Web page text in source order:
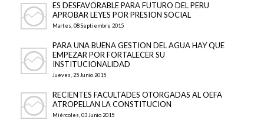
ES DESFAVORABLE PARA FUTURO DEL PERU
APROBAR LEYES POR PRESION SOCIAL
Martes, 08 Septiembre 2015
PARA UNA BUENA GESTION DEL AGUA HAY QUE
EMPEZAR POR FORTALECER SU
INSTITUCIONALIDAD
Jueves, 25 Junio 2015
RECIENTES FACULTADES OTORGADAS AL OEFA
ATROPELLAN LA CONSTITUCION
Miércoles, 03 Junio 2015